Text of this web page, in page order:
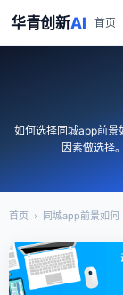
华青创新AI 首页
如何选择同城app前景
因素做选择
首页 › 同城app前景如何